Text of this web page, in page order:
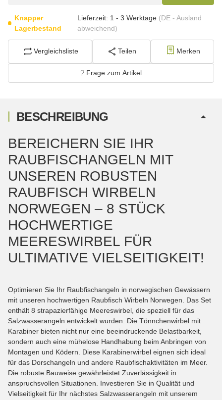
Knapper
Lagerbestand
Lieferzeit: 1 - 3 Werktage (DE - Ausland
abweichend)
Vergleichsliste Teilen Merken
Frage zum Artikel
BESCHREIBUNG
BEREICHERN SIE IHR
RAUBFISCHANGELN MIT
UNSEREN ROBUSTEN
RAUBFISCH WIRBELN
NORWEGEN – 8 STÜCK
HOCHWERTIGE
MEERESWIRBEL FÜR
ULTIMATIVE VIELSEITIGKEIT!
Optimieren Sie Ihr Raubfischangeln in norwegischen Gewässern
mit unseren hochwertigen Raubfisch Wirbeln Norwegen. Das Set
enthält 8 strapazierfähige Meereswirbel, die speziell für das
Salzwasserangeln entwickelt wurden. Die Tönnchenwirbel mit
Karabiner bieten nicht nur eine beeindruckende Belastbarkeit,
sondern auch eine mühelose Handhabung beim Anbringen von
Montagen und Ködern. Diese Karabinerwirbel eignen sich ideal
für das Dorschangeln und andere Raubfischaktivitäten im Meer.
Die robuste Bauweise gewährleistet Zuverlässigkeit in
anspruchsvollen Situationen. Investieren Sie in Qualität und
Vielseitigkeit für Ihr nächstes Salzwasserangeln mit unserem